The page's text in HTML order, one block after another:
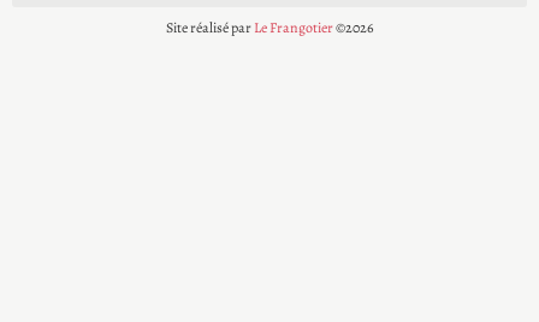
Site réalisé parLe Frangotier©2026